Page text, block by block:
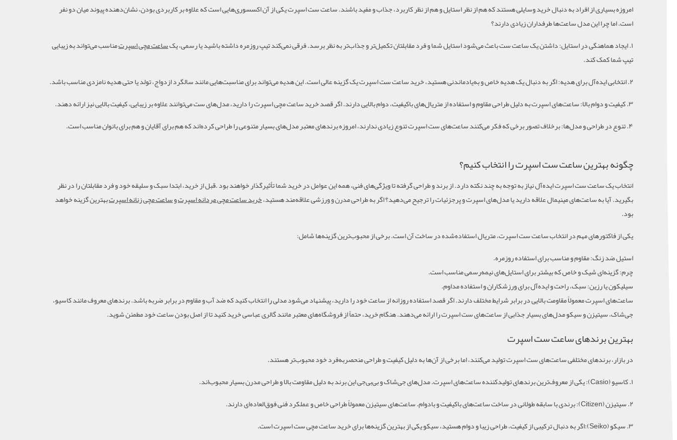
امروزه بسیاری از افراد به دنبال خرید وسایلی هستند که هم از نظر استایل و هم از نظر کاربرد، جذاب و مفید باشند. ساعت ست اسپرت یکی از آن اکسسوری‌هایی است که علاوه بر کاربردی بودن، نشان‌دهنده پیوند میان دو نفر
است. اما چرا این مدل ساعت‌ها طرفداران زیادی دارند؟
۱. ایجاد هماهنگی در استایل: داشتن یک ساعت ست باعث می‌شود استایل شما و فرد مقابلتان تکمیل‌تر و جذاب‌تر به نظر برسد. فرقی نمی‌کند تیپ روزمره داشته باشید یا رسمی، یک
ساعت مچی اسپرتمناسب می‌تواند به زیبایی
تیپ شما کمک کند.
۲. انتخابی ایده‌آل برای هدیه: اگر به دنبال یک هدیه خاص و به‌یادماندنی هستید، خرید ساعت ست اسپرت یک گزینه عالی است. این هدیه می‌تواند برای مناسبت‌هایی مانند سالگرد ازدواج، تولد یا حتی هدیه نامزدی مناسب باشد.
۳. کیفیت و دوام بالا: ساعت‌های اسپرت به دلیل طراحی مقاوم و استفاده از متریال‌های باکیفیت، دوام بالایی دارند. اگر قصد خرید ساعت مچی اسپرت را دارید، مدل‌های ست می‌توانند علاوه بر زیبایی، کیفیت بالایی نیز ارائه دهند.
۴. تنوع در طراحی و مدل‌ها: برخلاف تصور برخی که فکر می‌کنند ساعت‌های ست اسپرت تنوع زیادی ندارند، امروزه برندهای معتبر مدل‌های بسیار متنوعی را طراحی کرده‌اند که هم برای آقایان و هم برای بانوان مناسب است.
چگونه بهترین ساعت ست اسپرت را انتخاب کنیم؟
انتخاب یک ساعت ست اسپرت ایده‌آل نیاز به توجه به چند نکته دارد. از برند و طراحی گرفته تا ویژگی‌های فنی، همه این عوامل در خرید شما تأثیرگذار خواهند بود .قبل از خرید، ابتدا سبک و سلیقه خود و فرد مقابلتان را در نظر
بگیرید. آیا به ساعت‌های مینیمال علاقه دارید یا مدل‌های اسپرت و پرجزئیات را ترجیح می‌دهید؟ اگر به طراحی مدرن و ورزشی علاقه‌مند هستید،خرید ساعت مچی مردانه اسپرتوساعت مچی زنانه اسپرتبهترین گزینه خواهد
بود.
یکی از فاکتورهای مهم در انتخاب ساعت ست اسپرت، متریال استفاده‌شده در ساخت آن است. برخی از محبوب‌ترین گزینه‌ها شامل:
استیل ضد زنگ: مقاوم و مناسب برای استفاده روزمره.
چرم: گزینه‌ای شیک و خاص که بیشتر برای استایل‌های نیمه‌رسمی مناسب است.
سیلیکون یا رزین: سبک، راحت و ایده‌آل برای ورزشکاران و استفاده مداوم.
ساعت‌های اسپرت معمولاً مقاومت بالایی در برابر شرایط مختلف دارند. اگر قصد استفاده روزانه از ساعت خود را دارید، پیشنهاد می‌شود مدلی را انتخاب کنید که ضد آب و مقاوم در برابر ضربه باشد. برندهای معروف مانند کاسیو،
جی‌شاک، سیتیزن و سیکو مدل‌های بسیار جذابی از ساعت‌های ست اسپرت را ارائه می‌دهند. هنگام خرید، حتماً از فروشگاه‌های معتبر مانند گالری عباسی خرید کنید تا از اصل بودن ساعت خود مطمئن شوید.
بهترین برندهای ساعت ست اسپرت
در بازار، برندهای مختلفی ساعت‌های ست اسپرت تولید می‌کنند، اما برخی از آن‌ها به دلیل کیفیت و طراحی منحصربه‌فرد خود محبوب‌تر هستند.
۱. کاسیو (Casio): یکی از معروف‌ترین برندهای تولیدکننده ساعت‌های اسپرت. مدل‌های جی‌شاک و بی‌بی‌جی این برند به دلیل مقاومت بالا و طراحی مدرن بسیار محبوب‌اند.
۲. سیتیزن (Citizen): برندی با سابقه طولانی در ساخت ساعت‌های باکیفیت و بادوام. ساعت‌های سیتیزن معمولاً طراحی خاص و عملکرد فنی فوق‌العاده‌ای دارند.
۳. سیکو (Seiko):اگر به دنبال ترکیبی از کیفیت، طراحی زیبا و دوام هستید، سیکو یکی از بهترین گزینه‌ها برای خرید ساعت مچی ست اسپرت است.